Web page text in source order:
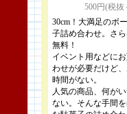
500円(税抜
30cm！大満足のボ
子詰め合わせ。さ
無料！
イベント用などに
わせが必要だけど
時間がない。
人気の商品、何が
ない。そんな手間